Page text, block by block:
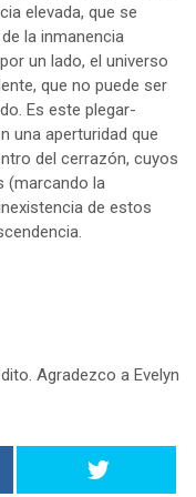
elevada, que se
la inmanencia
un lado, el universo
que no puede ser
Es este plegar-
una aperturidad que
del cerrazón, cuyos
(marcando la
de estos
Agradezco a Evelyn